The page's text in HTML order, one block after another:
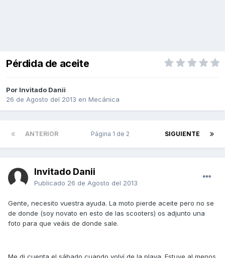
Pérdida de aceite
Por Invitado Danii
26 de Agosto del 2013 en Mecánica
ANTERIOR SIGUIENTE
Página 1 de 2
Invitado Danii
Publicado 26 de Agosto del 2013
Gente, necesito vuestra ayuda. La moto pierde aceite pero no se
de donde (soy novato en esto de las scooters) os adjunto una
foto para que veáis de donde sale.